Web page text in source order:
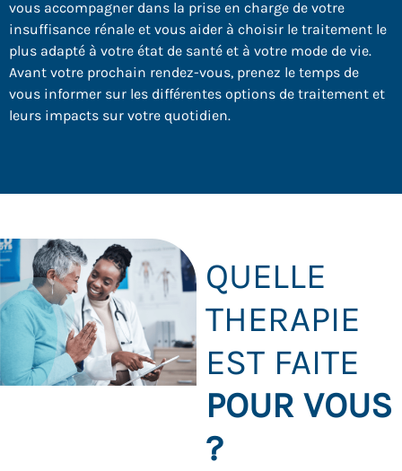
vous accompagner dans la prise en charge de votre
insuffisance rénale et vous aider à choisir le traitement le
plus adapté à votre état de santé et à votre mode de vie.
Avant votre prochain rendez-vous, prenez le temps de
vous informer sur les différentes options de traitement et
leurs impacts sur votre quotidien.
QUELLE
THERAPIE
EST FAITE
POUR VOUS
?